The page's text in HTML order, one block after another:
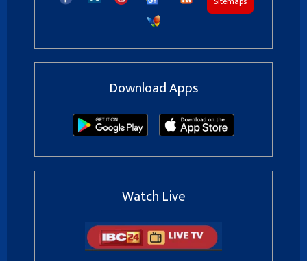
Download Apps
Watch Live